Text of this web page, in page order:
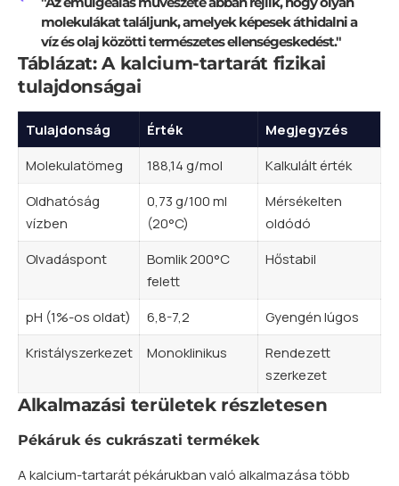
molekulákat találjunk, amelyek képesek áthidalni a
víz és olaj közötti természetes ellenségeskedést."
Táblázat: A kalcium-tartarát fizikai
tulajdonságai
Tulajdonság Érték
Megjegyzés
Molekulatömeg
188,14 g/mol
Kalkulált érték
Oldhatóság
vízben
0,73 g/100 ml
(20°C)
Mérsékelten
oldódó
Olvadáspont
Bomlik 200°C
felett
Hőstabil
pH (1%-os oldat) 6,8-7,2
Gyengén lúgos
Kristályszerkezet
Monoklinikus
Rendezett
szerkezet
Alkalmazási területek részletesen
Pékáruk és cukrászati termékek
A kalcium-tartarát pékárukban való alkalmazása több